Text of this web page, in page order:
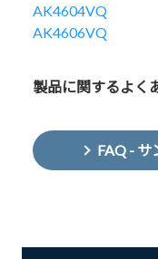
AK4604VQ
AK4606VQ
製品に関するよく
FAQ -